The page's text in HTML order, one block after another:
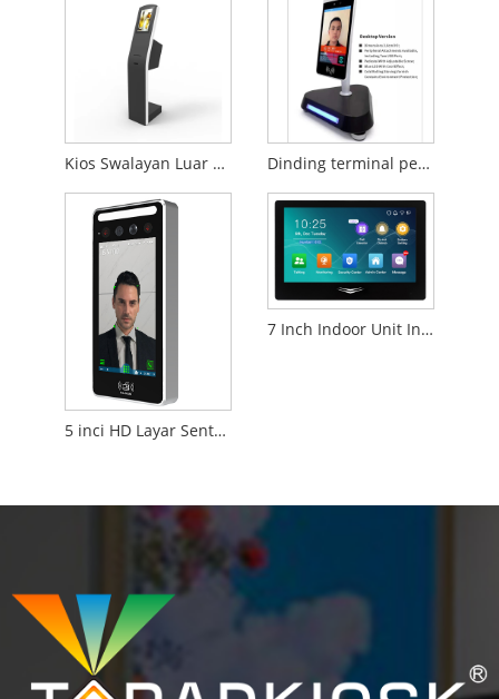
Kios Swalayan Luar Ruangan Dinding terminal pengenalan 8 inci yang dipasang
5 inci HD Layar Sentuh Layar Akses Face Controller Linux
7 Inch Indoor Unit Intercom Doorbell untuk Villa Video Calling Phones